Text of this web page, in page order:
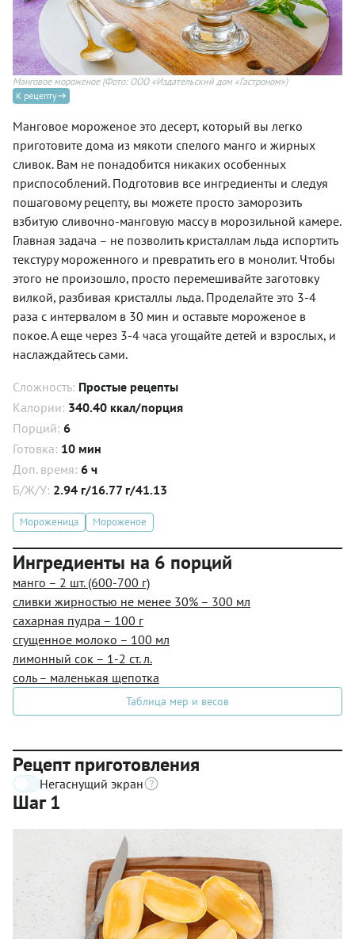
Манговое мороженое(Фото: ООО «Издательский дом «Гастроном»)
К рецепту
Манговое мороженое это десерт, который вы легко
приготовите дома из мякоти спелого манго и жирных
сливок. Вам не понадобится никаких особенных
приспособлений. Подготовив все ингредиенты и следуя
пошаговому рецепту, вы можете просто заморозить
взбитую сливочно-манговую массу в морозильной камере.
Главная задача – не позволить кристаллам льда испортить
текстуру мороженного и превратить его в монолит. Чтобы
этого не произошло, просто перемешивайте заготовку
вилкой, разбивая кристаллы льда. Проделайте это 3-4
раза с интервалом в 30 мин и оставьте мороженое в
покое. А еще через 3-4 часа угощайте детей и взрослых, и
наслаждайтесь сами.
Сложность: Простые рецепты
Калории: 340.40 ккал/порция
Порций: 6
Готовка: 10 мин
Доп. время: 6 ч
Б/Ж/У: 2.94 г/16.77 г/41.13
Мороженица Мороженое
Ингредиенты на 6 порций
манго – 2 шт. (600-700 г)
сливки жирностью не менее 30% – 300 мл
сахарная пудра – 100 г
сгущенное молоко – 100 мл
лимонный сок – 1-2 ст. л.
соль – маленькая щепотка
Таблица мер и весов
Рецепт приготовления
Негаснущий экран
Шаг 1